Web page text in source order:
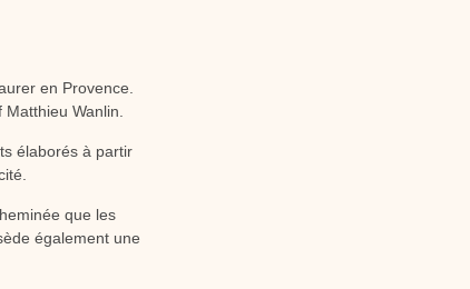
en Provence.
Wanlin.
élaborés à partir
que les
également une